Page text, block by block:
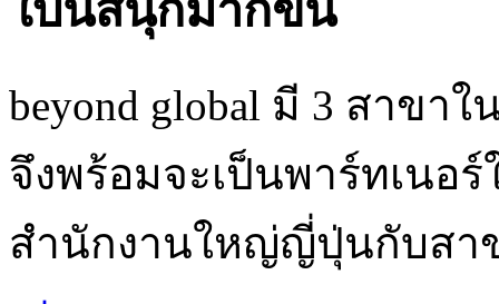
beyond global มี 3 สาขา
จึงพร้อมจะเป็นพาร์ทเนอ
สำนักงานใหญ่ญี่ปุ่นกับสา